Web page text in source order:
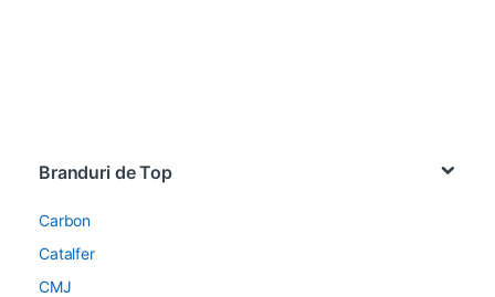
Branduri de Top
Carbon
Catalfer
CMJ